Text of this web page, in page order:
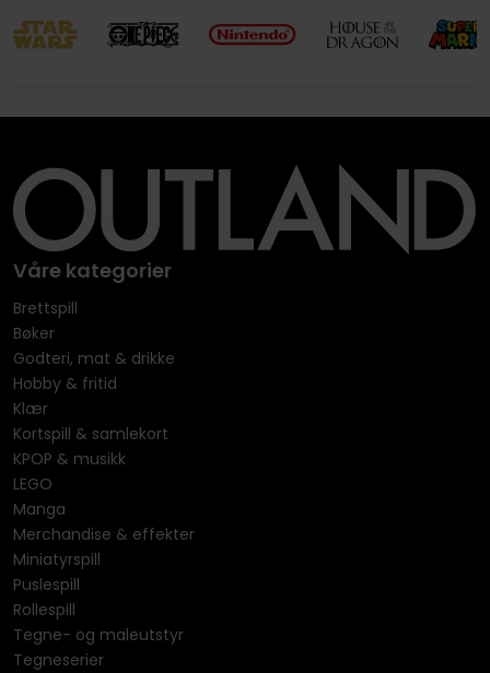
Våre kategorier
Brettspill
Bøker
Godteri, mat & drikke
Hobby & fritid
Klær
Kortspill & samlekort
KPOP & musikk
LEGO
Manga
Merchandise & effekter
Miniatyrspill
Puslespill
Rollespill
Tegne- og maleutstyr
Tegneserier